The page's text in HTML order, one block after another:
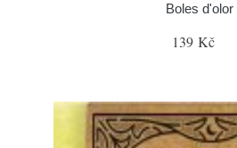
Boles d'olor
139 Kč